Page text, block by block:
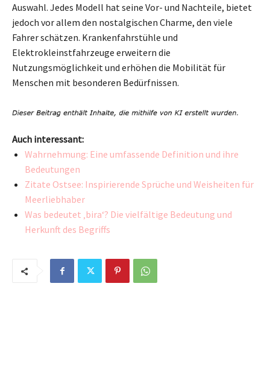
Auswahl. Jedes Modell hat seine Vor- und Nachteile, bietet
jedoch vor allem den nostalgischen Charme, den viele
Fahrer schätzen. Krankenfahrstühle und
Elektrokleinstfahrzeuge erweitern die
Nutzungsmöglichkeit und erhöhen die Mobilität für
Menschen mit besonderen Bedürfnissen.
Auch interessant:
Wahrnehmung: Eine umfassende Definition und ihre
Bedeutungen
Zitate Ostsee: Inspirierende Sprüche und Weisheiten für
Meerliebhaber
Was bedeutet ‚bira‘? Die vielfältige Bedeutung und
Herkunft des Begriffs